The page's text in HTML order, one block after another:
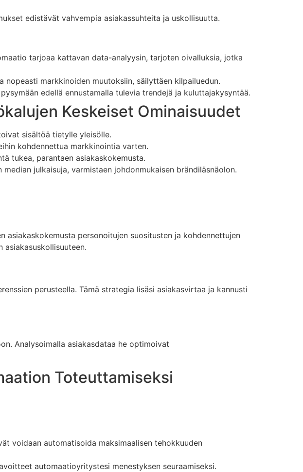
edistävät vahvempia asiakassuhteita ja uskollisuutta.
tarjoaa kattavan data-analyysin, tarjoten oivalluksia, jotka
nopeasti markkinoiden muutoksiin, säilyttäen kilpailuedun.
edellä ennustamalla tulevia trendejä ja kuluttajakysyntää.
Keskeiset Ominaisuudet
sisältöä tietylle yleisölle.
kohdennettua markkinointia varten.
tukea, parantaen asiakaskokemusta.
julkaisuja, varmistaen johdonmukaisen brändiläsnäolon.
personoitujen suositusten ja kohdennettujen
asiakasuskollisuuteen.
perusteella. Tämä strategia lisäsi asiakasvirtaa ja kannusti
Analysoimalla asiakasdataa he optimoivat
Toteuttamiseksi
voidaan automatisoida maksimaalisen tehokkuuden
automaatioyritystesi menestyksen seuraamiseksi.